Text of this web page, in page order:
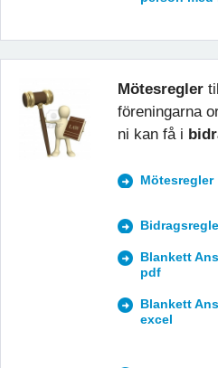
Mötesregler
föreningarna
ni kan få i
Mötesregler
Blankett
pdf
Blankett
excel